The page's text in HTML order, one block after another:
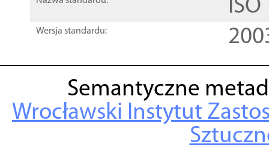
Wersja standardu:
Semantyczne
Wrocławski Instytut